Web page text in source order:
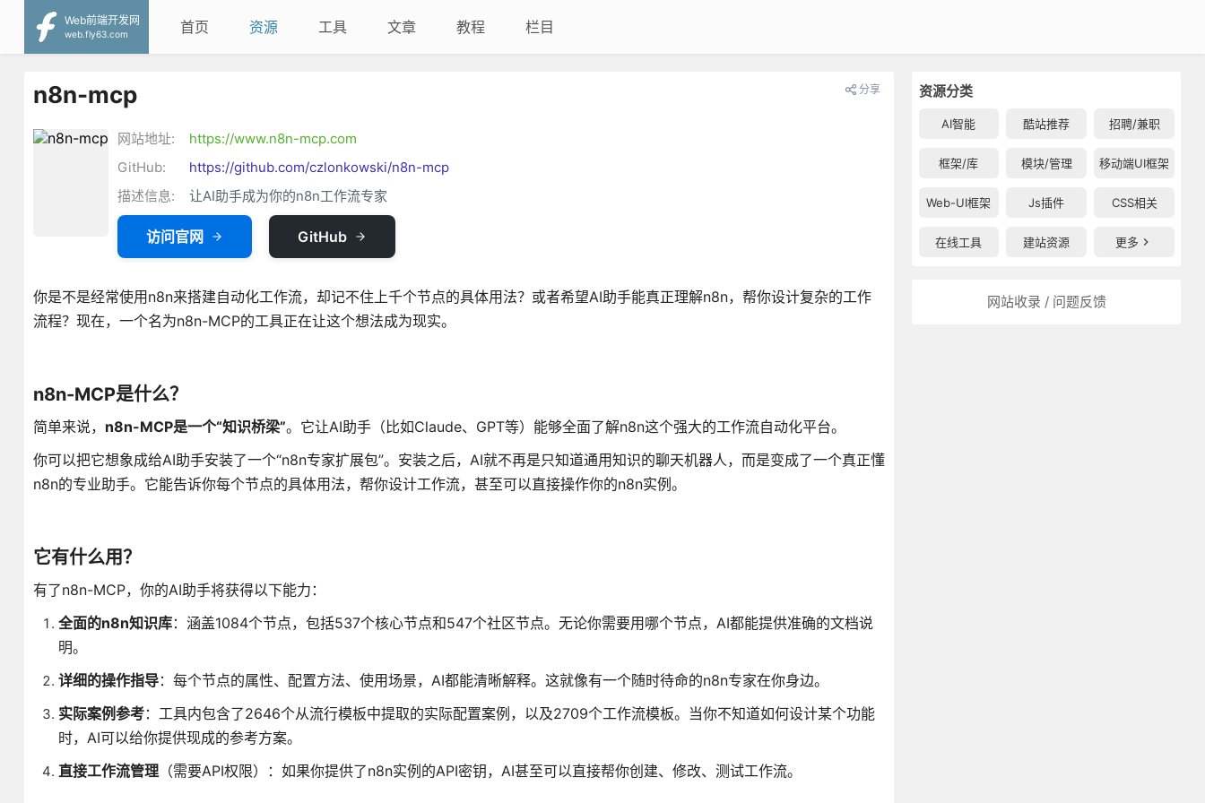
Web前端开发网
web.fly63.com
首页 资源 工具 文章 教程 栏目
资源分类
AI智能 酷站推荐 招聘/兼职
框架/库 模块/管理 移动端UI框架
Web-UI框架 Js插件 CSS相关
在线工具 建站资源 更多
网站收录 / 问题反馈
n8n-mcp 分享
网站地址:
https://www.n8n-mcp.com
GitHub:
https://github.com/czlonkowski/n8n-mcp
描述信息:
让AI助手成为你的n8n工作流专家
访问官网 GitHub
你是不是经常使用n8n来搭建自动化工作流，却记不住上千个节点的具体用法？或者希望AI助手能真正理解n8n，帮你设计复杂的工作
流程？现在，一个名为n8n-MCP的工具正在让这个想法成为现实。
n8n-MCP是什么？
简单来说， n8n-MCP是一个“知识桥梁”。它让AI助手（比如Claude、GPT等）能够全面了解n8n这个强大的工作流自动化平台。
你可以把它想象成给AI助手安装了一个“n8n专家扩展包”。安装之后，AI就不再是只知道通用知识的聊天机器人，而是变成了一个真正懂
n8n的专业助手。它能告诉你每个节点的具体用法，帮你设计工作流，甚至可以直接操作你的n8n实例。
它有什么用？
有了n8n-MCP，你的AI助手将获得以下能力：
全面的n8n知识库：涵盖1084个节点，包括537个核心节点和547个社区节点。无论你需要用哪个节点，AI都能提供准确的文档说
明。
详细的操作指导：每个节点的属性、配置方法、使用场景，AI都能清晰解释。这就像有一个随时待命的n8n专家在你身边。
实际案例参考：工具内包含了2646个从流行模板中提取的实际配置案例，以及2709个工作流模板。当你不知道如何设计某个功能
时，AI可以给你提供现成的参考方案。
直接工作流管理（需要API权限）：如果你提供了n8n实例的API密钥，AI甚至可以直接帮你创建、修改、测试工作流。